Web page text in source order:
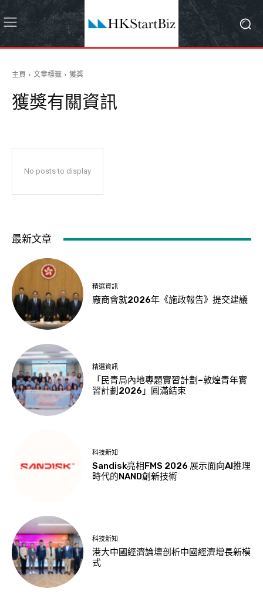
主頁 文章標籤 獲獎
獲獎有關資訊
No posts to display
最新文章
精選資訊
廠商會就2026年《施政報告》提交建議
精選資訊
「民青局內地專題實習計劃–敦煌青年實
習計劃2026」圓滿結束
科技新知
Sandisk亮相FMS 2026 展示面向AI推理
時代的NAND創新技術
科技新知
港大中國經濟論壇剖析中國經濟增長新模
式